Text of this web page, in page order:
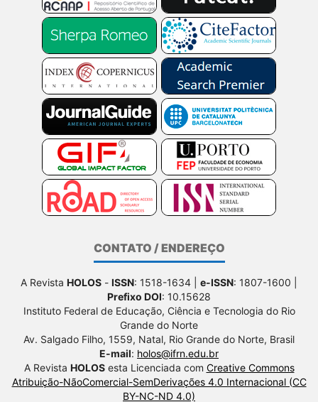
CONTATO / ENDEREÇO
A Revista HOLOS - ISSN: 1518-1634 | e-ISSN: 1807-1600 |
Prefixo DOI: 10.15628
Instituto Federal de Educação, Ciência e Tecnologia do Rio
Grande do Norte
Av. Salgado Filho, 1559, Natal, Rio Grande do Norte, Brasil
E-mail: holos@ifrn.edu.br
A Revista HOLOSesta Licenciada com Creative Commons
Atribuição-NãoComercial-SemDerivações 4.0 Internacional (CC
BY-NC-ND 4.0)